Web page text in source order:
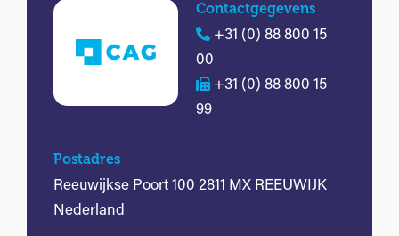
Contactgegevens
+31 (0) 88 800 15
00
+31 (0) 88 800 15
99
Postadres
Reeuwijkse Poort 100 2811 MX REEUWIJK
Nederland